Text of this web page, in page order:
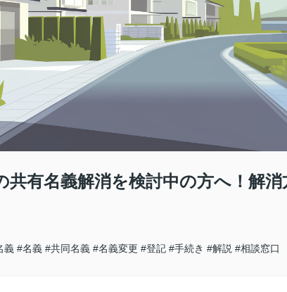
共有名義解消を検討中の方へ！解
義 #名義 #共同名義 #名義変更 #登記 #手続き #解説 #相談窓口